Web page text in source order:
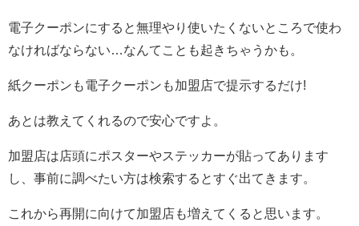
電子クーポンにすると無理やり使いたくないところで使わ
なければならない…なんてことも起きちゃうかも。
紙クーポンも電子クーポンも加盟店で提示するだけ!
あとは教えてくれるので安心ですよ。
加盟店は店頭にポスターやステッカーが貼ってあります
し、事前に調べたい方は検索するとすぐ出てきます。
これから再開に向けて加盟店も増えてくると思います。